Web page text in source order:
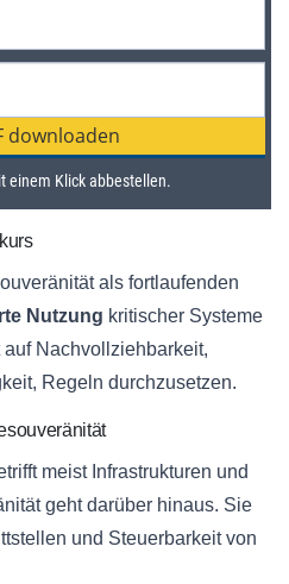
als fortlaufenden
Nutzung kritischer Systeme
Nachvollziehbarkeit,
Regeln durchzusetzen.
meist Infrastrukturen und
geht darüber hinaus. Sie
und Steuerbarkeit von